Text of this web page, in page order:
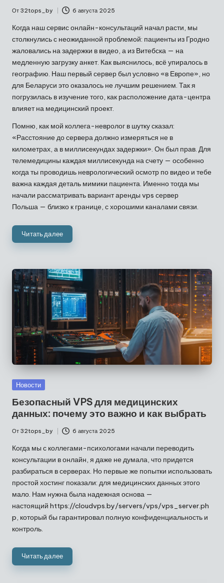
Запись
от
От 32tops_by 6 августа 2025
Когда наш сервис онлайн-консультаций начал расти, мы
столкнулись с неожиданной проблемой: пациенты из Гродно
жаловались на задержки в видео, а из Витебска — на
медленную загрузку анкет. Как выяснилось, всё упиралось в
географию. Наш первый сервер был условно «в Европе», но
для Беларуси это оказалось не лучшим решением. Так я
погрузилась в изучение того, как расположение дата-центра
влияет на медицинский проект.
Помню, как мой коллега-невролог в шутку сказал:
«Расстояние до сервера должно измеряться не в
километрах, а в миллисекундах задержки». Он был прав. Для
телемедицины каждая миллисекунда на счету — особенно
когда ты проводишь неврологический осмотр по видео и тебе
важна каждая деталь мимики пациента. Именно тогда мы
начали рассматривать вариант аренды vps сервер
Польша — близко к границе, с хорошими каналами связи.
Читать далее
Опубликовано
Новости
Безопасный VPS для медицинских
данных: почему это важно и как выбрать
от
От 32tops_by 6 августа 2025
Когда мы с коллегами-психологами начали переводить
консультации в онлайн, я даже не думала, что придется
разбираться в серверах. Но первые же попытки использовать
простой хостинг показали: для медицинских данных этого
мало. Нам нужна была надежная основа —
настоящий https://cloudvps.by/servers/vps/vps_server.ph
p, который бы гарантировал полную конфиденциальность и
контроль.
Читать далее